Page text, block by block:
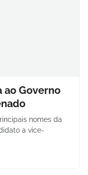
ao Governo
nomes da
a vice-